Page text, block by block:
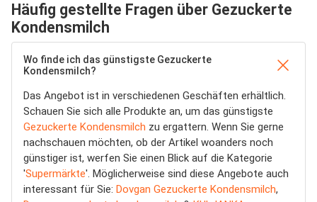
Häufig gestellte Fragen über Gezuckerte
Kondensmilch
Wo finde ich das günstigste Gezuckerte
Kondensmilch?
Das Angebot ist in verschiedenen Geschäften erhältlich.
Schauen Sie sich alle Produkte an, um das günstigste
Gezuckerte Kondensmilch zu ergattern. Wenn Sie gerne
nachschauen möchten, ob der Artikel woanders noch
günstiger ist, werfen Sie einen Blick auf die Kategorie
'Supermärkte'. Möglicherweise sind diese Angebote auch
interessant für Sie: Dovgan Gezuckerte Kondensmilch,